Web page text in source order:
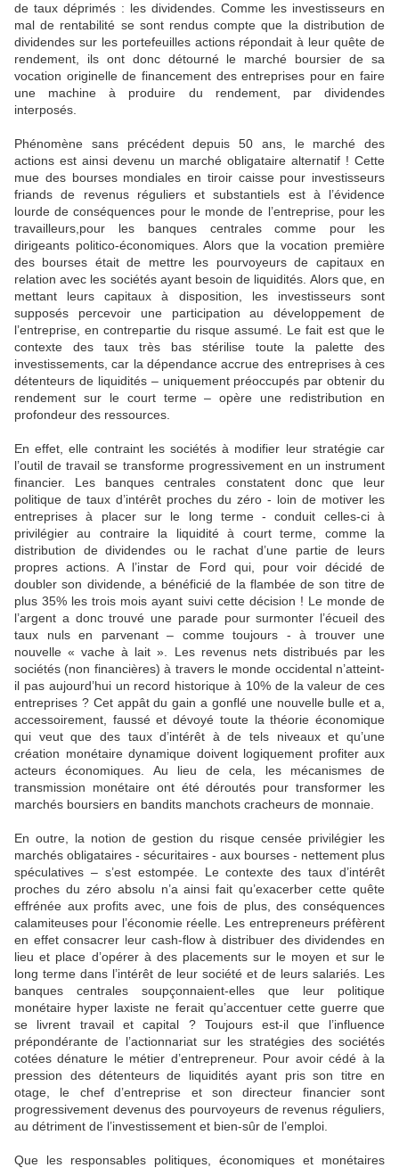
de taux déprimés : les dividendes. Comme les investisseurs en
mal de rentabilité se sont rendus compte que la distribution de
dividendes sur les portefeuilles actions répondait à leur quête de
rendement, ils ont donc détourné le marché boursier de sa
vocation originelle de financement des entreprises pour en faire
une machine à produire du rendement, par dividendes
interposés.
Phénomène sans précédent depuis 50 ans, le marché des
actions est ainsi devenu un marché obligataire alternatif ! Cette
mue des bourses mondiales en tiroir caisse pour investisseurs
friands de revenus réguliers et substantiels est à l’évidence
lourde de conséquences pour le monde de l’entreprise, pour les
travailleurs,pour les banques centrales comme pour les
dirigeants politico-économiques. Alors que la vocation première
des bourses était de mettre les pourvoyeurs de capitaux en
relation avec les sociétés ayant besoin de liquidités. Alors que, en
mettant leurs capitaux à disposition, les investisseurs sont
supposés percevoir une participation au développement de
l’entreprise, en contrepartie du risque assumé. Le fait est que le
contexte des taux très bas stérilise toute la palette des
investissements, car la dépendance accrue des entreprises à ces
détenteurs de liquidités – uniquement préoccupés par obtenir du
rendement sur le court terme – opère une redistribution en
profondeur des ressources.
En effet, elle contraint les sociétés à modifier leur stratégie car
l’outil de travail se transforme progressivement en un instrument
financier. Les banques centrales constatent donc que leur
politique de taux d’intérêt proches du zéro - loin de motiver les
entreprises à placer sur le long terme - conduit celles-ci à
privilégier au contraire la liquidité à court terme, comme la
distribution de dividendes ou le rachat d’une partie de leurs
propres actions. A l’instar de Ford qui, pour voir décidé de
doubler son dividende, a bénéficié de la flambée de son titre de
plus 35% les trois mois ayant suivi cette décision ! Le monde de
l’argent a donc trouvé une parade pour surmonter l’écueil des
taux nuls en parvenant – comme toujours - à trouver une
nouvelle « vache à lait ». Les revenus nets distribués par les
sociétés (non financières) à travers le monde occidental n’atteint-
il pas aujourd’hui un record historique à 10% de la valeur de ces
entreprises ? Cet appât du gain a gonflé une nouvelle bulle et a,
accessoirement, faussé et dévoyé toute la théorie économique
qui veut que des taux d’intérêt à de tels niveaux et qu’une
création monétaire dynamique doivent logiquement profiter aux
acteurs économiques. Au lieu de cela, les mécanismes de
transmission monétaire ont été déroutés pour transformer les
marchés boursiers en bandits manchots cracheurs de monnaie.
En outre, la notion de gestion du risque censée privilégier les
marchés obligataires - sécuritaires - aux bourses - nettement plus
spéculatives – s’est estompée. Le contexte des taux d’intérêt
proches du zéro absolu n’a ainsi fait qu’exacerber cette quête
effrénée aux profits avec, une fois de plus, des conséquences
calamiteuses pour l’économie réelle. Les entrepreneurs préfèrent
en effet consacrer leur cash-flow à distribuer des dividendes en
lieu et place d’opérer à des placements sur le moyen et sur le
long terme dans l’intérêt de leur société et de leurs salariés. Les
banques centrales soupçonnaient-elles que leur politique
monétaire hyper laxiste ne ferait qu’accentuer cette guerre que
se livrent travail et capital ? Toujours est-il que l’influence
prépondérante de l’actionnariat sur les stratégies des sociétés
cotées dénature le métier d’entrepreneur. Pour avoir cédé à la
pression des détenteurs de liquidités ayant pris son titre en
otage, le chef d’entreprise et son directeur financier sont
progressivement devenus des pourvoyeurs de revenus réguliers,
au détriment de l’investissement et bien-sûr de l’emploi.
Que les responsables politiques, économiques et monétaires